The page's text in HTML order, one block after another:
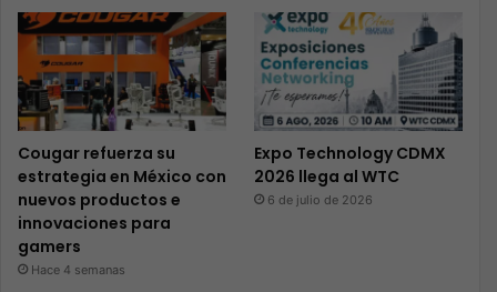
Cougar refuerza su
estrategia en México con
nuevos productos e
innovaciones para
gamers
Hace 4 semanas
Expo Technology CDMX
2026 llega al WTC
6 de julio de 2026